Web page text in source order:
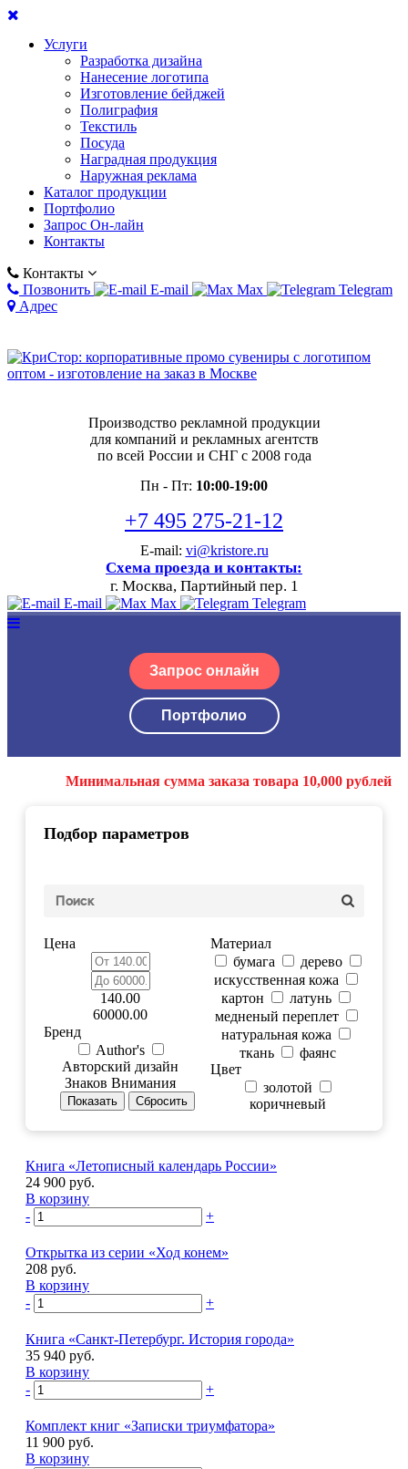
Услуги
Разработка дизайна
Нанесение логотипа
Изготовление бейджей
Полиграфия
Текстиль
Посуда
Наградная продукция
Наружная реклама
Каталог продукции
Портфолио
Запрос Он-лайн
Контакты
Контакты
Позвонить
E-mail Max
Telegram
Адрес
Производство рекламной продукции
для компаний и рекламных агентств
по всей России и СНГ с 2008 года
Пн - Пт: 10:00-19:00
+7 495 275-21-12
E-mail: vi@kristore.ru
Схема проезда и контакты:
г. Москва, Партийный пер. 1
E-mail Max Telegram
Запрос онлайн
Портфолио
Минимальная сумма заказа товара 10,000 рублей
Подбор параметров
Цена
140.00
60000.00
Материал
бумага
дерево
искусственная кожа
картон
латунь
медненый переплет
натуральная кожа
ткань
фаянс
Бренд
Author's
Авторский дизайн
Знаков Внимания
Цвет
золотой
коричневый
Книга «Летописный календарь России»
24 900 руб.
В корзину
-
+
Открытка из серии «Ход конем»
208 руб.
В корзину
-
+
Книга «Санкт-Петербург. История города»
35 940 руб.
В корзину
-
+
Комплект книг «Записки триумфатора»
11 900 руб.
В корзину